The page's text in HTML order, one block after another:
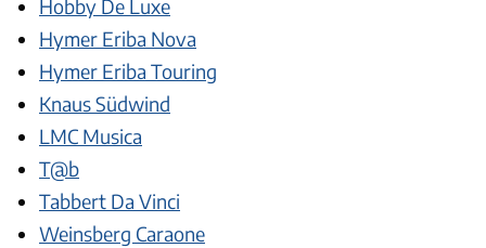
Hobby De Luxe
Hymer Eriba Nova
Hymer Eriba Touring
Knaus Südwind
LMC Musica
T@b
Tabbert Da Vinci
Weinsberg Caraone